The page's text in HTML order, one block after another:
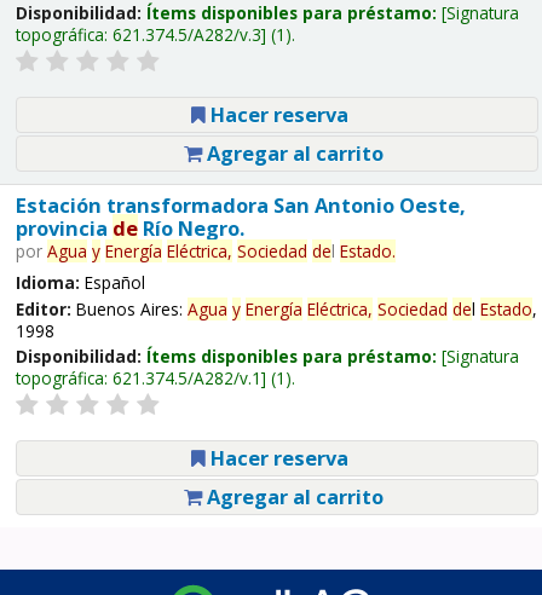
Disponibilidad: Ítems disponibles para préstamo: Signatura
topográfica: 621.374.5/A282/v.3 (1).
Hacer reserva
Agregar al carrito
Estación transformadora San Antonio Oeste,
provincia deRío Negro.
por Agua y Energía Eléctrica, Sociedad del Estado.
Idioma: Español
Editor: Buenos Aires: Agua y Energía Eléctrica, Sociedad del Estado,
1998
Disponibilidad: Ítems disponibles para préstamo: Signatura
topográfica: 621.374.5/A282/v.1 (1).
Hacer reserva
Agregar al carrito